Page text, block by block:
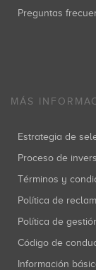
Preguntas
MÁS
Estrategia de
Proceso de
Términos y
Política de
Política de
Código de
Información